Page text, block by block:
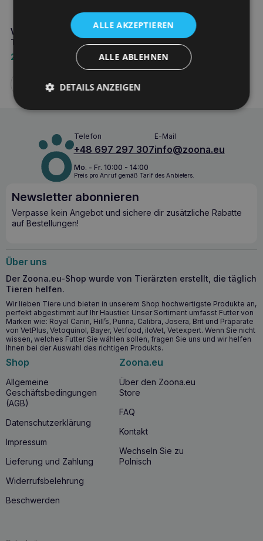
VEBIOT arthroxan cat 30
Tabletten
26,10
Weiterlesen
Telefon
+48 697 297 307
E-Mail
info@zoona.eu
Mo. - Fr. 10:00 - 14:00
Preis pro Anruf gemäß Tarif des Anbieters.
Newsletter abonnieren
Verpasse kein Angebot und sichere dir zusätzliche Rabatte
auf Bestellungen!
Über uns
Der Zoona.eu-Shop wurde von Tierärzten erstellt, die täglich
Tieren helfen.
Wir lieben Tiere und bieten in unserem Shop hochwertigste Produkte an,
perfekt abgestimmt auf Ihr Haustier. Unser Sortiment umfasst Futter von
Marken wie: Royal Canin, Hill’s, Purina, Calibra, Josera, Brit und Präparate
von VetPlus, Vetoquinol, Bayer, Vetfood, iloVet, Vetexpert. Wenn Sie nicht
wissen, welches Futter Sie wählen sollen, fragen Sie uns und wir helfen
Ihnen bei der Auswahl des richtigen Produkts.
Shop
Allgemeine
Geschäftsbedingungen
(AGB)
Datenschutzerklärung
Impressum
Lieferung und Zahlung
Widerrufsbelehrung
Beschwerden
Zoona.eu
Über den Zoona.eu
Store
FAQ
Kontakt
Wechseln Sie zu
Polnisch
ALLE AKZEPTIEREN
ALLE ABLEHNEN
DETAILS ANZEIGEN